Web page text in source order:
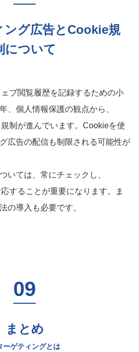
ング広告とCookie規
について
ブ閲覧履歴を記録するための小
、個人情報保護の観点から、
制が進んでいます。Cookieを使
広告の配信も制限される可能性が
いては、常にチェックし、
することが重要になります。ま
の導入も必要です。
まとめ
ーゲティングとは